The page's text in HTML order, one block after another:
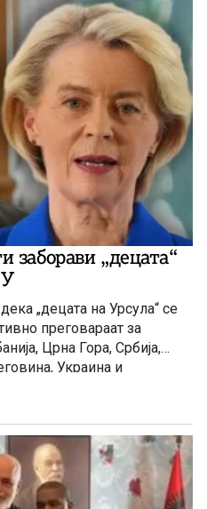
од европските
заборави „децата“
„децата на Урсула“ се
преговараат за
Црна Гора, Србија,
Украина и